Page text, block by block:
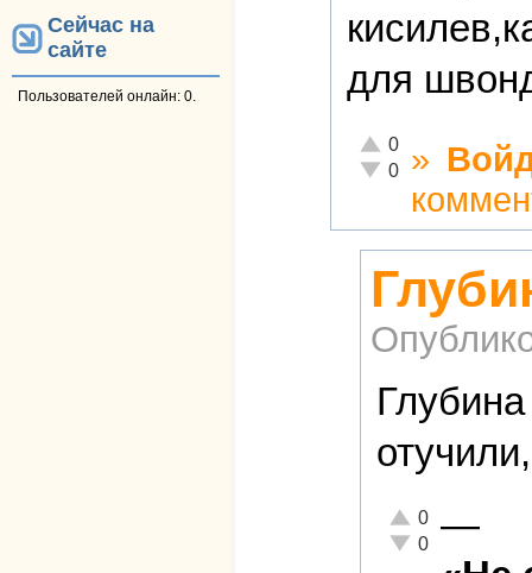
Сейчас на
сайте
Пользователей онлайн: 0.
для
Отлично!
0
Неадекватно!
0 »
Отлично!
0
Неадекватно!
0 —